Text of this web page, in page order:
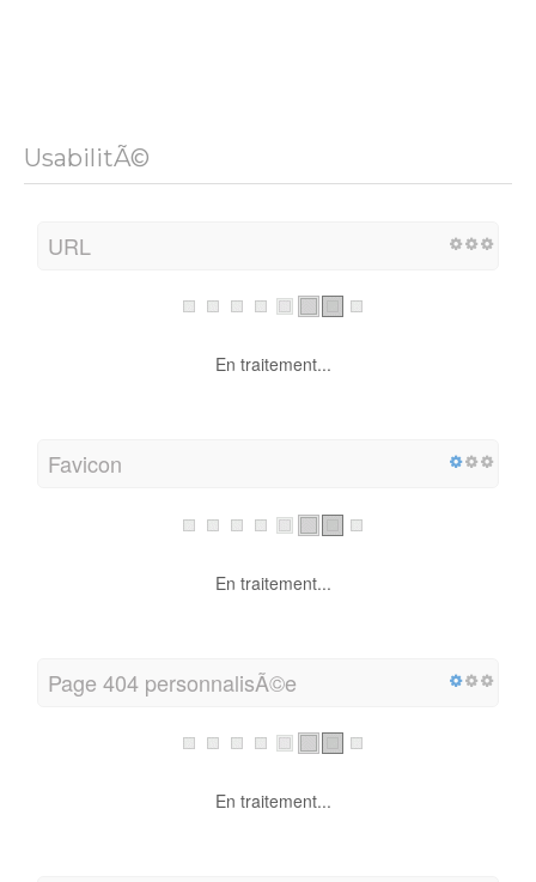
UsabilitÃ©
URL
En traitement...
Favicon
En traitement...
Page 404 personnalisÃ©e
En traitement...